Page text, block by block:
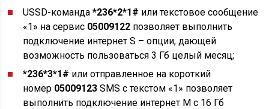
USSD-команда*236*2*1# или текстовое сообщение
«1» на сервис 05009122 позволяет выполнить
подключение интернет S – опции, дающей
возможность пользоваться 3 Гб целый месяц;
*236*3*1# или отправленное на короткий
номер 05009123 SMS с текстом «1» позволяет
выполнить подключение интернет M с 16 Гб